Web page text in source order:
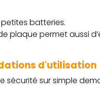
batteries.
plaque permet aussi
d'utilisation
sécurité sur simple